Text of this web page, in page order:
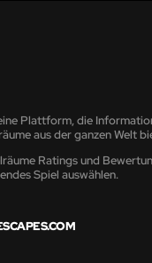
Plattform, die
aus der ganzen Welt
Ratings und
Spiel auswählen.